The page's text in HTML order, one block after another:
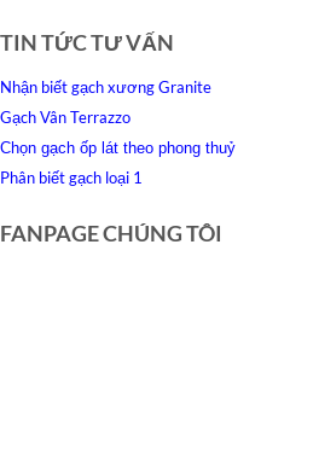
TIN TỨC TƯ VẤN
Nhận biết gạch xương Granite
Gạch Vân Terrazzo
Chọn gạch ốp lát theo phong thuỷ
Phân biết gạch loại 1
FANPAGE CHÚNG TÔI